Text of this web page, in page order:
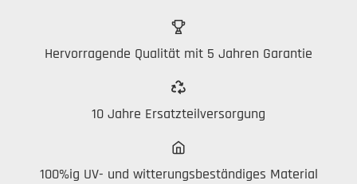
Hervorragende Qualität mit 5 Jahren Garantie
10 Jahre Ersatzteilversorgung
100%ig UV- und witterungsbeständiges Material